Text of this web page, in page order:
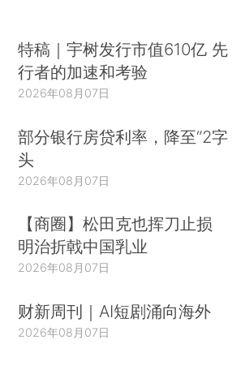
特稿｜宇树发行市值610亿 先
行者的加速和考验
2026年08月07日
部分银行房贷利率，降至“2字
头
2026年08月07日
【商圈】松田克也挥刀止损
明治折戟中国乳业
2026年08月07日
财新周刊｜AI短剧涌向海外
2026年08月07日